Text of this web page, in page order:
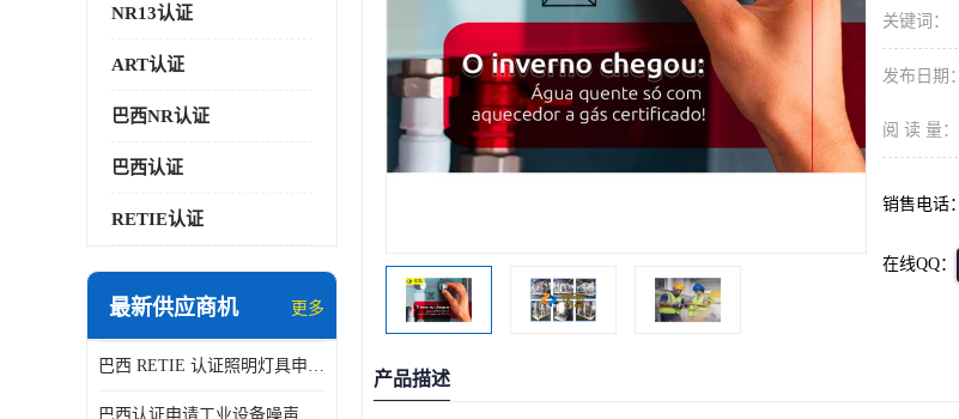
NR13认证
ART认证
巴西NR认证
巴西认证
RETIE认证
最新供应商机 更多
巴西 RETIE 认证照明灯具申请 RETIE 认证
巴西认证申请工业设备噪声控制认证规范
关键词：
发布日期：
阅 读 量：
销售电话：
在线QQ：
产品描述